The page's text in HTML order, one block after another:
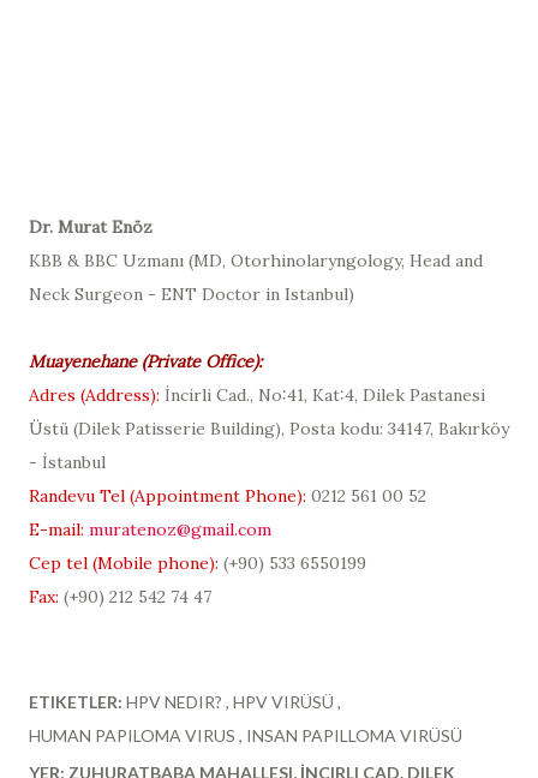
Dr. Murat Enöz
KBB & BBC Uzmanı (MD, Otorhinolaryngology, Head and
Neck Surgeon - ENT Doctor in Istanbul)
Muayenehane (Private Office):
Adres (Address): İncirli Cad., No:41, Kat:4, Dilek Pastanesi
Üstü (Dilek Patisserie Building), Posta kodu: 34147, Bakırköy
- İstanbul
Randevu Tel (Appointment Phone): 0212 561 00 52
E-mail: muratenoz@gmail.com
Cep tel (Mobile phone): (+90) 533 6550199
Fax: (+90) 212 542 74 47
ETIKETLER: HPV NEDIR? HPV VIRÜSÜ
HUMAN PAPILOMA VIRUS
INSAN PAPILLOMA VIRÜSÜ
YER: ZUHURATBABA MAHALLESI, İNCIRLI CAD. DILEK